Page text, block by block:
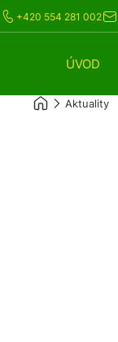
+420 554 281 002
ÚVOD
Aktuality